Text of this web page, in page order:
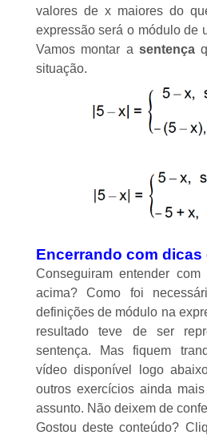
valores de x maiores do
expressão será o módulo de
Vamos montar a sentença
situação.
Encerrando com dicas
Conseguiram entender
acima? Como foi
definições de módulo na
resultado teve de ser
sentença. Mas fiquem
vídeo disponível logo
outros exercícios ainda
assunto. Não deixem de
Gostou deste conteúdo?